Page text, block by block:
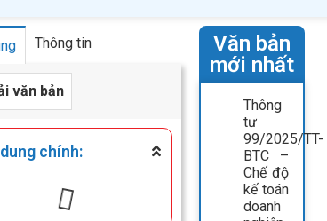
Thông tin
văn bản
chính:
Văn bản
mới nhất
Thông
tư
99/2025/TT-
BTC –
Chế độ
kế toán
doanh